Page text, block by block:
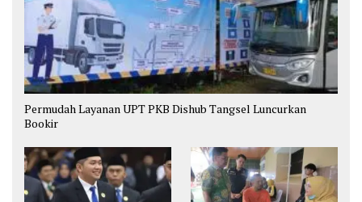
Permudah Layanan UPT PKB Dishub Tangsel Luncurkan
Bookir